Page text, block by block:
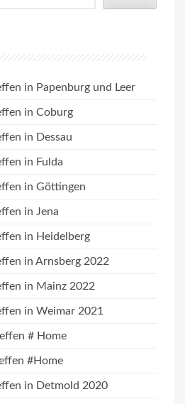
in Papenburg und Leer
in Coburg
in Dessau
in Fulda
in Göttingen
in Jena
in Heidelberg
in Arnsberg 2022
in Mainz 2022
in Weimar 2021
# Home
#Home
in Detmold 2020